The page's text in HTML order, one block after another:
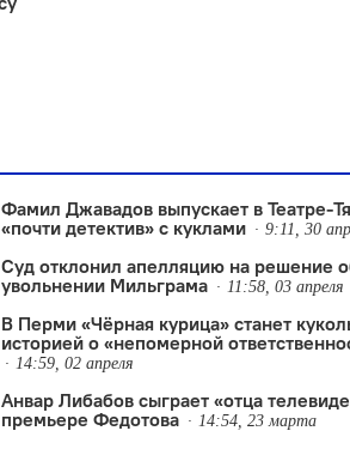
Фамил Джавадов выпускает в Театре-
«почти детектив» с куклами
9:11, 30
Суд отклонил апелляцию на решение
увольнении Мильграма
11:58, 03 апреля
В Перми «Чёрная курица» станет
историей о «непомерной
14:59, 02 апреля
Анвар Либабов сыграет «отца
премьере Федотова
14:54, 23 марта